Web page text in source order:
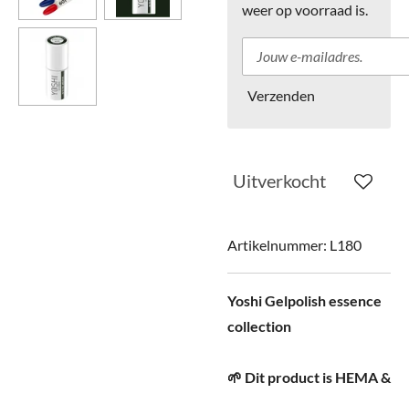
weer op voorraad is.
Verzenden
Uitverkocht
Artikelnummer: L180
Yoshi Gelpolish essence
collection
🌱 Dit product is HEMA &